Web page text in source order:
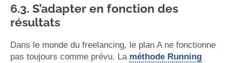
6.3. S’adapter en fonction des
résultats
Dans le monde du freelancing, le plan A ne fonctionne
pas toujours comme prévu. La méthode Running